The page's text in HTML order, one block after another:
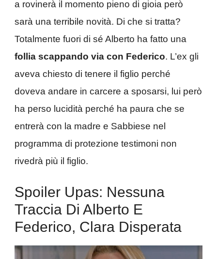
a rovinerà il momento pieno di gioia però
sarà una terribile novità. Di che si tratta?
Totalmente fuori di sé Alberto ha fatto una
follia scappando via con Federico. L’ex gli
aveva chiesto di tenere il figlio perché
doveva andare in carcere a sposarsi, lui però
ha perso lucidità perché ha paura che se
entrerà con la madre e Sabbiese nel
programma di protezione testimoni non
rivedrà più il figlio.
Spoiler Upas: Nessuna
Traccia Di Alberto E
Federico, Clara Disperata